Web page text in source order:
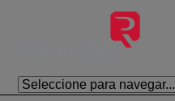
Skip to Main Content